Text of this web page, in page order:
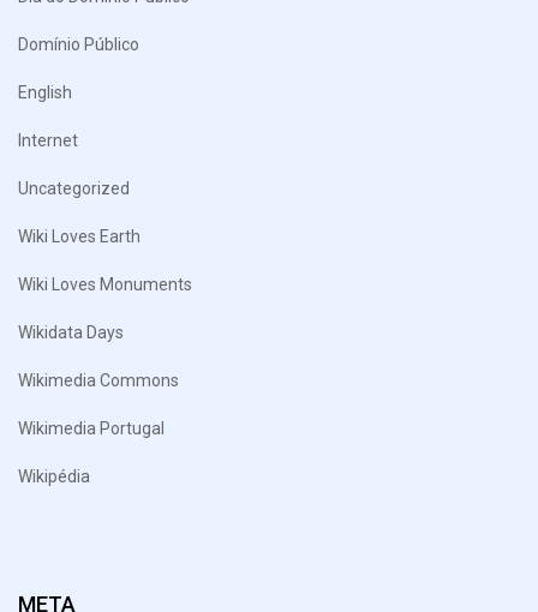
Domínio Público
English
Internet
Uncategorized
Wiki Loves Earth
Wiki Loves Monuments
Wikidata Days
Wikimedia Commons
Wikimedia Portugal
Wikipédia
META